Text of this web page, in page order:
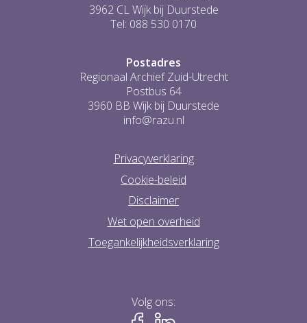
3962 CL Wijk bij Duurstede
Tel: 088 530 0170
Postadres
Regionaal Archief Zuid-Utrecht
Postbus 64
3960 BB Wijk bij Duurstede
info@razu.nl
Privacyverklaring
Cookie-beleid
Disclaimer
Wet open overheid
Toegankelijkheidsverklaring
Volg ons: